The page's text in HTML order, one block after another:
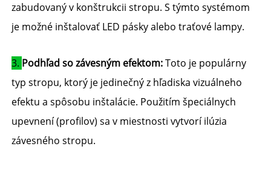
zabudovaný v konštrukcii stropu. S týmto systémom
je možné inštalovať LED pásky alebo traťové lampy.
3. Podhľad so závesným efektom: Toto je populárny
typ stropu, ktorý je jedinečný z hľadiska vizuálneho
efektu a spôsobu inštalácie. Použitím špeciálnych
upevnení (profilov) sa v miestnosti vytvorí ilúzia
závesného stropu.